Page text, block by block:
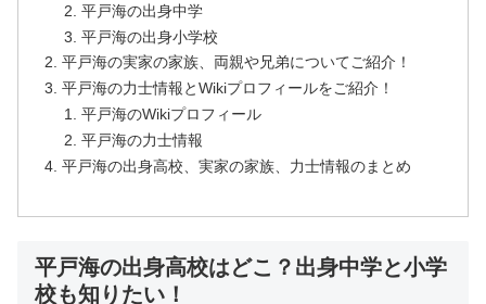
平戸海の出身中学
平戸海の出身小学校
平戸海の実家の家族、両親や兄弟についてご紹介！
平戸海の力士情報とWikiプロフィールをご紹介！
平戸海のWikiプロフィール
平戸海の力士情報
平戸海の出身高校、実家の家族、力士情報のまとめ
平戸海の出身高校はどこ？出身中学と小学
校も知りたい！